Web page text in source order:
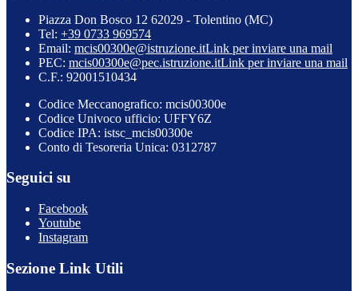
Piazza Don Bosco 12 62029 - Tolentino (MC)
Tel: +39 0733 969574
Email: mcis00300e@istruzione.itLink per inviare una mail
PEC: mcis00300e@pec.istruzione.itLink per inviare una mail
C.F.: 92001510434
Codice Meccanografico: mcis00300e
Codice Univoco ufficio: UFFY6Z
Codice IPA: istsc_mcis00300e
Conto di Tesoreria Unica: 0312787
Seguici su
Facebook
Youtube
Instagram
Sezione Link Utili